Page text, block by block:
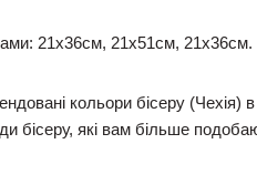
21х36см, 21х51см, 21х36см.
кольори бісеру
бісеру, які вам більше